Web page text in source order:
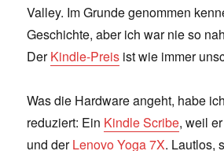
Valley. Im Grunde genommen
Geschichte, aber ich war nie so
DerKindle-Preis ist wie immer
Was die Hardware angeht, habe
reduziert: Ein Kindle Scribe, weil
und derLenovo Yoga 7X. Lautlos,